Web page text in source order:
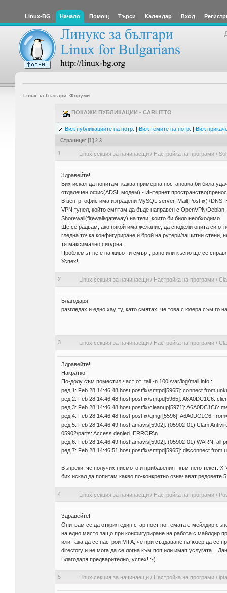
Linux-BG Начало Помощ Търси Календар Вход
Linux за българи: Форуми
ПОКАЖИ ПУБЛИКАЦИИ - CARLITTO
Виж публикациите на потр. | Виж темите на потр. | Виж
Страници: [1] 2 3
1 Linux секция за начинаещи/ Настройка на програми/
Здравейте!
Бих искал да попитам, каква примерна постановка би била
отдалечен офис(ADSL модем) - Интернет
В центр. офис има изградени MySQL server,
VPN тунел, който смятам да бъде направен с OpenVPN/
Shorewall(firewall/gateway) на тези, които би било необходимо.
Ще се радвам, ако някой има желание, да сподели опита си
гледна точка конфигуриране и брой на рутери/защитни
тя максимално сигурна.
Проблемът не е на живот и смърт, рано или късно ще се
Успех!
2 Linux секция за начинаещи/ Настройка на програми/
Благодаря,
разгледах и едно хау ту, като смятах, че това с юзера съм го
3 Linux секция за начинаещи/ Настройка на програми/
Здравейте!
Накратко:
По-долу съм поместил част от tail -n 100 /var/log/mail.info :
ред 1: Feb 28 14:46:48 host postfix/smtpd[5965]: connect from
ред 2: Feb 28 14:46:48 host postfix/smtpd[5965]: A6A0DC1C6:
ред 3: Feb 28 14:46:48 host postfix/cleanup[5971]: A6A0DC1C6:
ред 4: Feb 28 14:46:48 host postfix/qmgr[5596]: A6A0DC1C6:
ред 5: Feb 28 14:46:49 host amavis[5902]: (05902-01) Clam
05902/parts: Access denied. ERROR\n
ред 6: Feb 28 14:46:49 host amavis[5902]: (05902-01) WARN: all
ред 7: Feb 28 14:46:51 host postfix/smtpd[5965]: disconnect from
Въпреки, че получих писмото и прибавеният към него текст:
бих искал да попитам какво по-конкретно означават
4 Linux секция за начинаещи/ Настройка на програми/
Здравейте!
Опитвам се да открия един стар пост по темата с мейлдир
на едно място защо при конфигуриране на работа с майлдир
или така да се настрои МТА, че при създаване на юзер да се
directory и не мога да се логна към поп или имап услугата...
Благодаря предварително, успех! :-)
5 Linux секция за начинаещи/ Настройка на програми/